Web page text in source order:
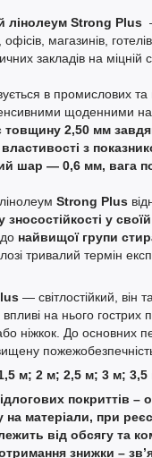
лінолеум Strong Plus
магазинів,
закладів на міцній
в промислових
щоденними
товщину 2,50 мм
з
шар — 0,6 мм, вага
Strong Plus
у своїй
найвищої групи
тривалий термін
— світлостійкий, він
на нього гострих
ніжкок. До основних
м; 2 м; 2,5 м; 3 м; 3,5
покриттів –
матеріали, при
від обсягу та
знижки –